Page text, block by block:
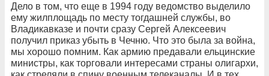
Дело в том, что еще в 1994 году ведомство выделило
ему жилплощадь по месту тогдашней службы, во
Владикавказе и почти сразу Сергей Алексеевич
получил приказ убыть в Чечню. Что это была за война,
мы хорошо помним. Как армию предавали ельцинские
министры, как торговали интересами страны олигархи,